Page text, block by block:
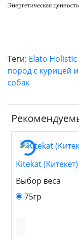
Энергетическая
Теги: Elato
пород с курицей
собак
Kitekat
Выбор веса
75гр